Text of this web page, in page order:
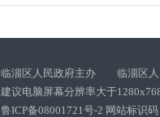
临淄区人民政府主办 临淄区人
建议电脑屏幕分辨率大于
鲁ICP备08001721号-2 网站标识